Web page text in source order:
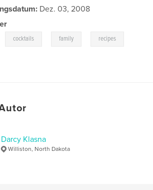
Dez. 03, 2008
cocktails family recipes
Darcy Klasna
Williston, North Dakota